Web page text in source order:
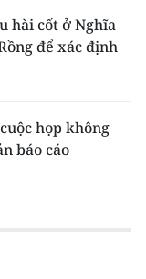
hài cốt ở Nghĩa
để xác định
họp không
báo cáo